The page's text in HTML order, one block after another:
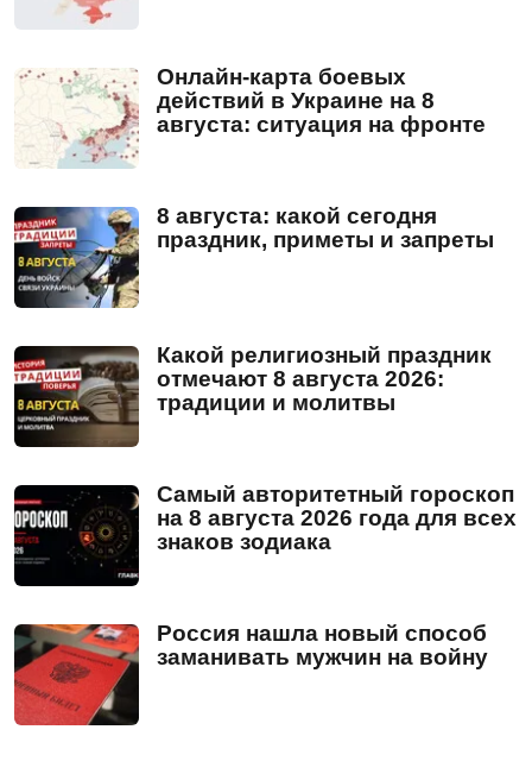
Онлайн-карта боевых
действий в Украине на 8
августа: ситуация на фронте
8 августа: какой сегодня
праздник, приметы и запреты
Какой религиозный праздник
отмечают 8 августа 2026:
традиции и молитвы
Самый авторитетный гороскоп
на 8 августа 2026 года для всех
знаков зодиака
Россия нашла новый способ
заманивать мужчин на войну